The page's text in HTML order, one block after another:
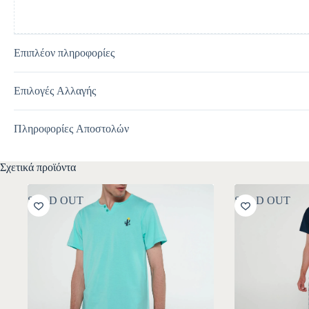
Επιπλέον πληροφορίες
Επιλογές Αλλαγής
Πληροφορίες Αποστολών
Σχετικά προϊόντα
SOLD OUT SOLD OUT